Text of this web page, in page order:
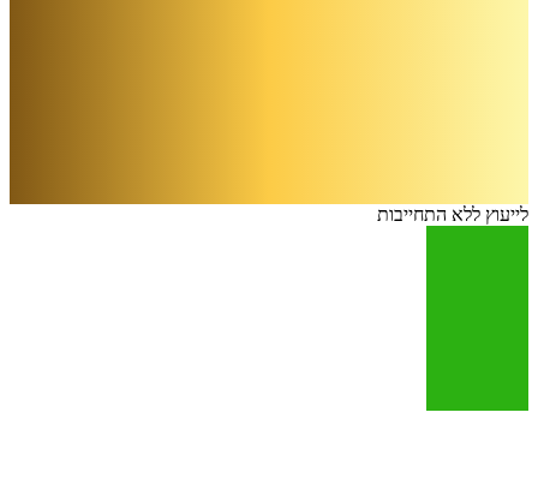
לייעוץ ללא התחייבות